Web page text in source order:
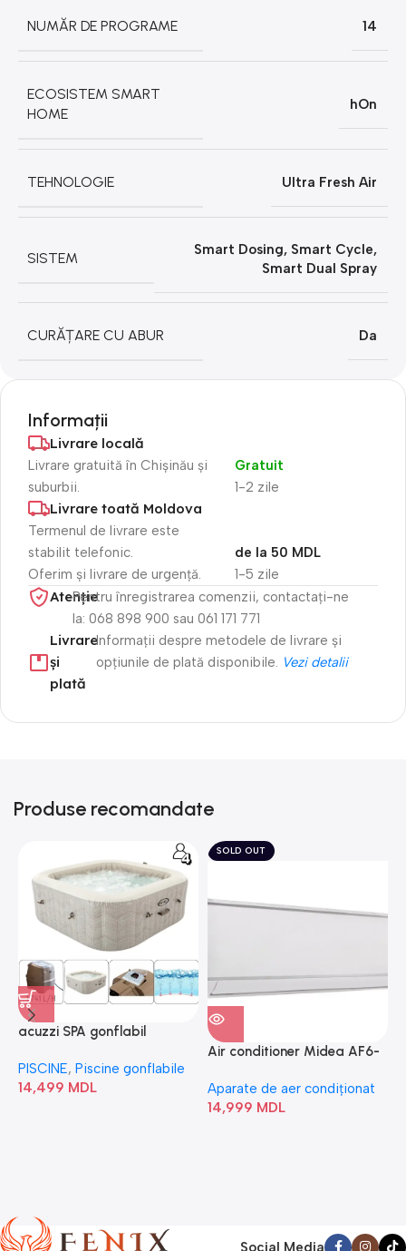
NUMĂR DE PROGRAME 14
ECOSISTEM SMART
HOME
hOn
TEHNOLOGIE Ultra Fresh Air
SISTEM
Smart Dosing, Smart Cycle,
Smart Dual Spray
CURĂȚARE CU ABUR Da
Informații
Livrare locală
Livrare gratuită în Chișinău și
suburbii.
1-2 zile
Gratuit
Livrare toată Moldova
Termenul de livrare este
stabilit telefonic.
Oferim și livrare de urgență.
1-5 zile
de la 50 MDL
Atenție​Pentru înregistrarea comenzii, contactați-ne
la: 068 898 900 sau 061 171 771
Livrare
și
plată
Informații despre metodele de livrare și
opțiunile de plată disponibile. Vezi detalii
Produse recomandate
acuzzi SPA gonflabil
Bubble” 28446
PISCINE, Piscine gonflabile
14,499 MDL
SOLD OUT
Air conditioner Midea AF6-
Aparate de aer condiționat
14,999 MDL
Social Media